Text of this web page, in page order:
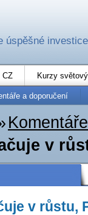
úspěšné investice
CZ Kurzy
a doporučení
v
v růstu,